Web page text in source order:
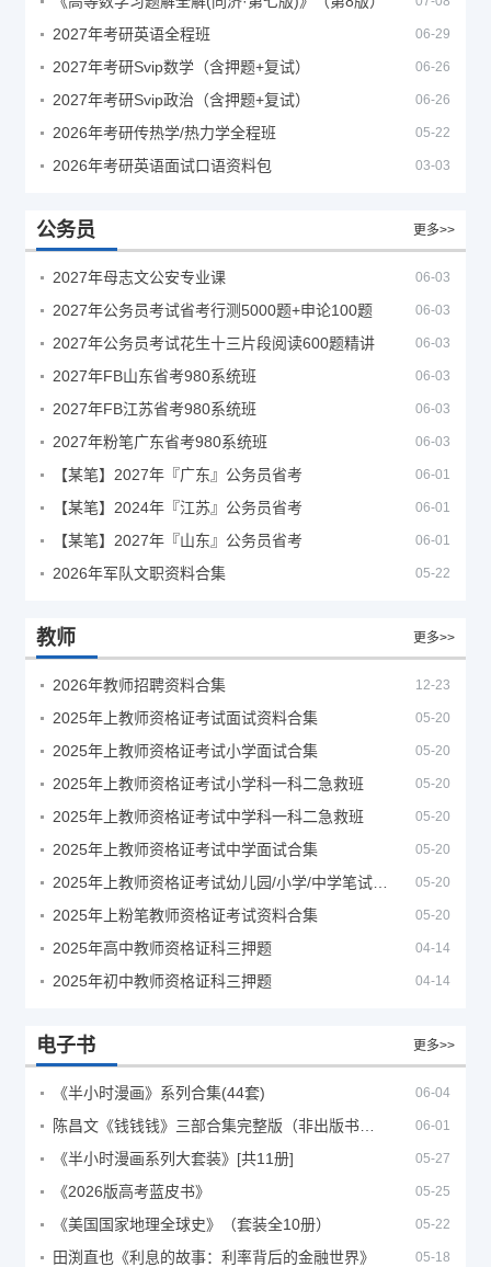
2027年考研英语全程班 06-29
2027年考研Svip数学（含押题+复试） 06-26
2027年考研Svip政治（含押题+复试） 06-26
2026年考研传热学/热力学全程班 05-22
2026年考研英语面试口语资料包 03-03
公务员 更多>>
2027年母志文公安专业课 06-03
2027年公务员考试省考行测5000题+申论100题 06-03
2027年公务员考试花生十三片段阅读600题精讲 06-03
2027年FB山东省考980系统班 06-03
2027年FB江苏省考980系统班 06-03
2027年粉笔广东省考980系统班 06-03
【某笔】2027年『广东』公务员省考 06-01
【某笔】2024年『江苏』公务员省考 06-01
【某笔】2027年『山东』公务员省考 06-01
2026年军队文职资料合集 05-22
教师 更多>>
2026年教师招聘资料合集 12-23
2025年上教师资格证考试面试资料合集 05-20
2025年上教师资格证考试小学面试合集 05-20
2025年上教师资格证考试小学科一科二急救班 05-20
2025年上教师资格证考试中学科一科二急救班 05-20
2025年上教师资格证考试中学面试合集 05-20
05-20
2025年上粉笔教师资格证考试资料合集 05-20
2025年高中教师资格证科三押题 04-14
2025年初中教师资格证科三押题 04-14
电子书 更多>>
《半小时漫画》系列合集(44套) 06-04
06-01
《半小时漫画系列大套装》[共11册] 05-27
《2026版高考蓝皮书》 05-25
《美国国家地理全球史》（套装全10册） 05-22
田渕直也《利息的故事：利率背后的金融世界》 05-18